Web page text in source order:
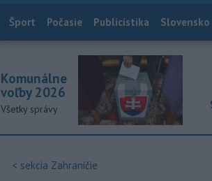
Index
Šport Počasie Publicistika Slovensko
Komunálne
voľby 2026
Všetky správy
< sekcia Zahraničie